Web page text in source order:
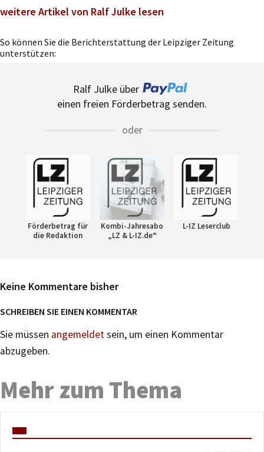
weitere Artikel von Ralf Julke lesen
So können Sie die Berichterstattung der Leipziger Zeitung
unterstützen:
Ralf Julke über
einen freien Förderbetrag senden.
oder
Förderbetrag für
die Redaktion
Kombi-Jahresabo
„LZ & L-IZ.de“
L-IZ Leserclub
Keine Kommentare bisher
SCHREIBEN SIE EINEN KOMMENTAR
Sie müssen angemeldetsein, um einen Kommentar
abzugeben.
Mehr zum Thema